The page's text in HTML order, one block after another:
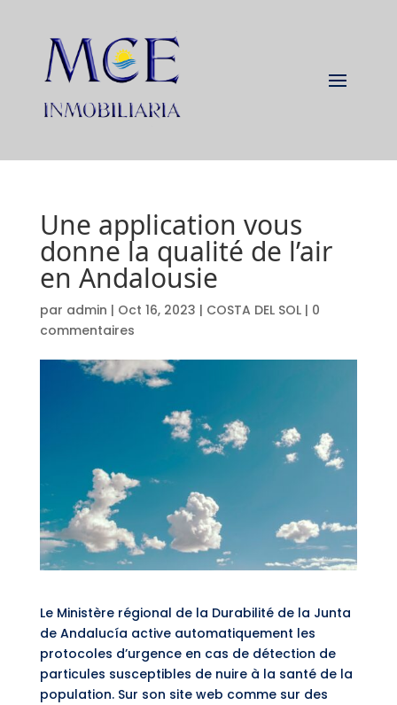
Une application vous
donne la qualité de l’air
en Andalousie
par admin | Oct 16, 2023 | COSTA DEL SOL| 0
commentaires
Le Ministère régional de la Durabilité de la Junta
de Andalucía active automatiquement les
protocoles d’urgence en cas de détection de
particules susceptibles de nuire à la santé de la
population. Sur son site web comme sur des